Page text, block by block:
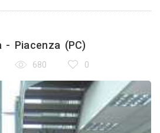
- Piacenza (PC)
680 0